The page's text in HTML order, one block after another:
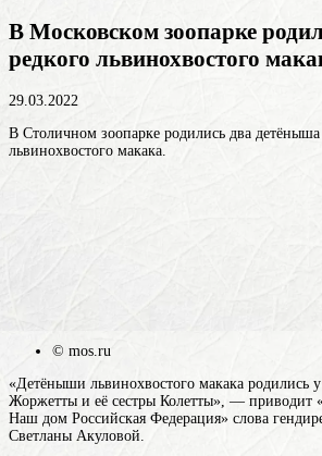
В Московском зоопарке
редкого львинохвостого
29.03.2022
В Столичном зоопарке родились два детёныша
львинохвостого макака.
© mos.ru
«Детёныши львинохвостого макака
Жоржетты и её сестры Колетты», — приводит
Наш дом Российская Федерация» слова
Светланы Акуловой.